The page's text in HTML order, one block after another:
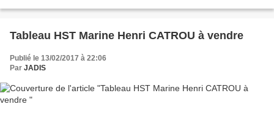
Tableau HST Marine Henri CATROU à vendre
Publié le 13/02/2017 à 22:06
Par JADIS